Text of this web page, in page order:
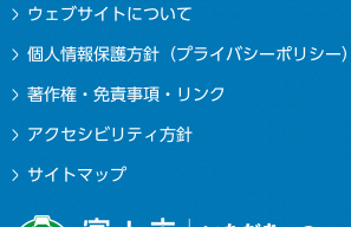
ウェブサイトについて
個人情報保護方針（プライバシーポリシー）
著作権・免責事項・リンク
アクセシビリティ方針
サイトマップ